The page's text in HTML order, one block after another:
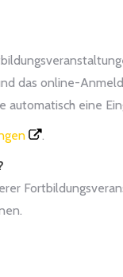
das online-
eine
.